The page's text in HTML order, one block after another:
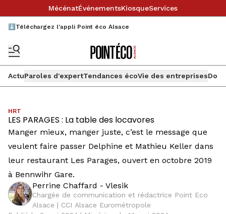
MécénatÉvénementsKiosqueServices
⬇️Téléchargez l'appli Point éco Alsace
ActuParoles d'expertTendances écoVie des entreprises
HRT
LES PARAGES : La table des locavores
Manger mieux, manger juste, c’est le message que
veulent faire passer Delphine et Mathieu Keller dans
leur restaurant Les Parages, ouvert en octobre 2019
à Bennwihr Gare.
Perrine Chaffard - Vlesik
Chargée de communication et rédactrice Point Eco
Alsace | CCI Alsace Eurométropole